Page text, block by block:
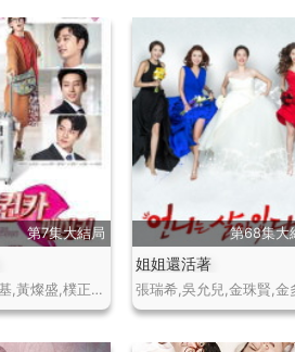
第7集大結局
高媛熙,李準基,黃燦盛,樸正洙,黃致列
第68集大
姐姐還活著